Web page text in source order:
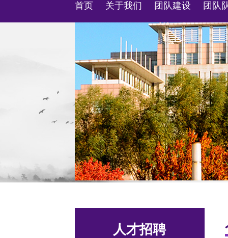
首页 关于我们 团队建设 团队
人才招聘